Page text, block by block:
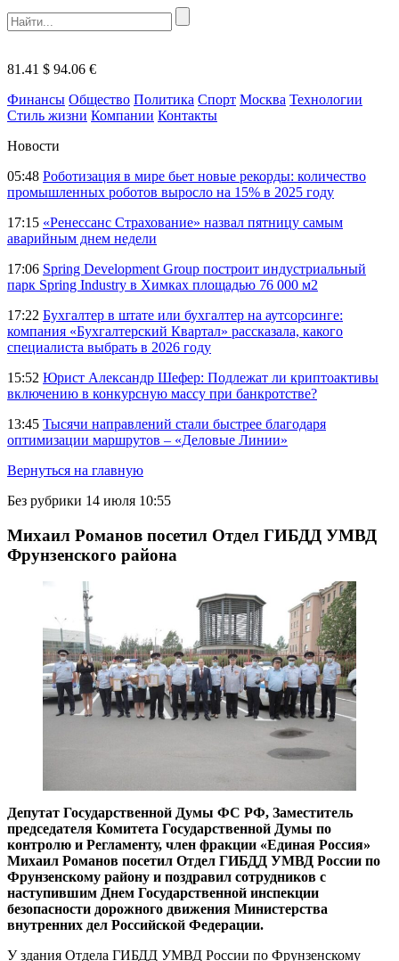
81.41 $ 94.06 €
Финансы Общество Политика Спорт Москва Технологии
Стиль жизни Компании Контакты
Новости
05:48 Роботизация в мире бьет новые рекорды: количество
промышленных роботов выросло на 15% в 2025 году
17:15 «Ренессанс Страхование» назвал пятницу самым
аварийным днем недели
17:06 Spring Development Group построит индустриальный
парк Spring Industry в Химках площадью 76 000 м2
17:22 Бухгалтер в штате или бухгалтер на аутсорсинге:
компания «Бухгалтерский Квартал» рассказала, какого
специалиста выбрать в 2026 году
15:52 Юрист Александр Шефер: Подлежат ли криптоактивы
включению в конкурсную массу при банкротстве?
13:45 Тысячи направлений стали быстрее благодаря
оптимизации маршрутов – «Деловые Линии»
Вернуться на главную
Без рубрики 14 июля 10:55
Михаил Романов посетил Отдел ГИБДД УМВД
Фрунзенского района
Депутат Государственной Думы ФС РФ, Заместитель
председателя Комитета Государственной Думы по
контролю и Регламенту, член фракции «Единая Россия»
Михаил Романов посетил Отдел ГИБДД УМВД России по
Фрунзенскому району и поздравил сотрудников с
наступившим Днем Государственной инспекции
безопасности дорожного движения Министерства
внутренних дел Российской Федерации.
У здания Отдела ГИБДД УМВД России по Фрунзенскому